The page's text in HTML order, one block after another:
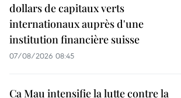
dollars de capitaux verts
internationaux auprès d'une
institution financière suisse
07/08/2026 08:45
Ca Mau intensifie la lutte contre la